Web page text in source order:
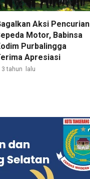
Aksi Pencurian
Motor, Babinsa
Purbalingga
Apresiasi
3 tahun lalu